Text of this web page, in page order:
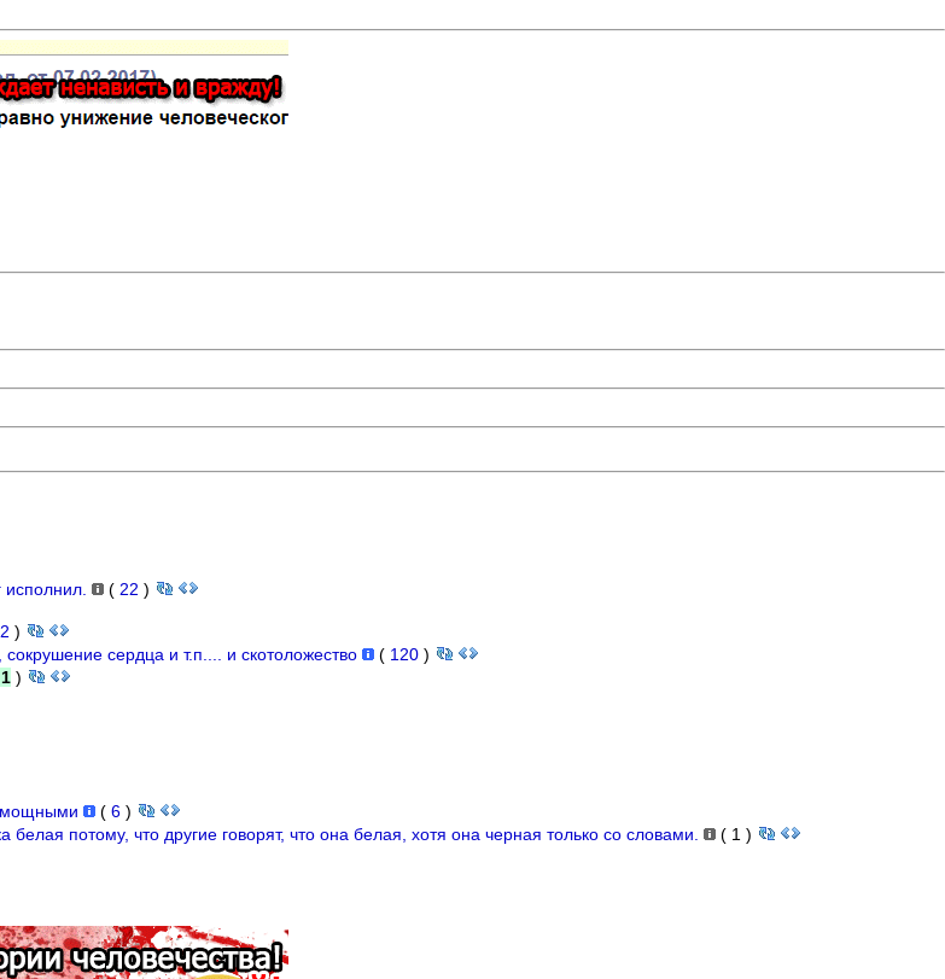
( 22 )
2 )
сердца и т.п.... и скотоложество ( 120 )
)
( 6 )
потому, что другие говорят, что она белая, хотя она черная только со словами. ( 1 )